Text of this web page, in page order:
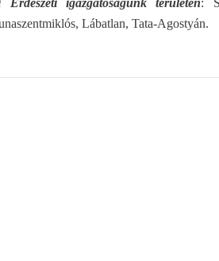
Erdészeti igazgatóságunk területén:
Lábatlan, Tata-Agostyán.